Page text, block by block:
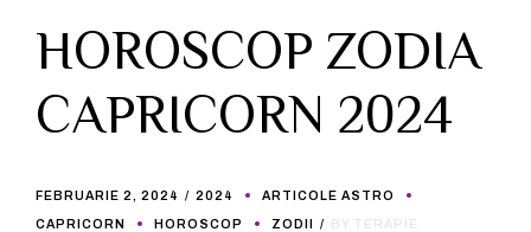
HOROSCOP ZODIA
CAPRICORN 2024
FEBRUARIE 2, 2024 2024 ARTICOLE ASTRO
CAPRICORN HOROSCOP ZODII